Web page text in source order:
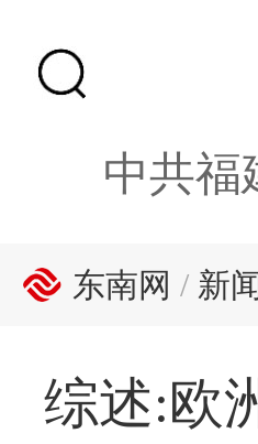
中共福
东南网 / 新
综述:欧